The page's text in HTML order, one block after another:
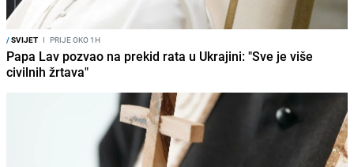
/SVIJET I PRIJE OKO 1H
Papa Lav pozvao na prekid rata u Ukrajini: "Sve je više
civilnih žrtava"